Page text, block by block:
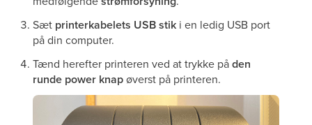
Sæt printerkabelets USB stik i en ledig USB port
på din computer.
Tænd herefter printeren ved at trykke påden
runde power knapøverst på printeren.